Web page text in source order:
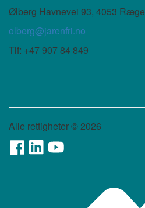
Ølberg Havnevei 93, 4053 Ræge
olberg@jarenfri.no
Tlf: +47 907 84 849
Alle rettigheter ©2026